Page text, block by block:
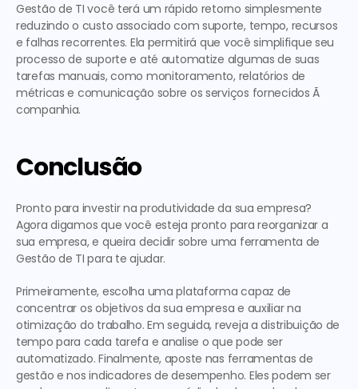
Gestão de TI você terá um rápido retorno simplesmente
reduzindo o custo associado com suporte, tempo, recursos
e falhas recorrentes. Ela permitirá que você simplifique seu
processo de suporte e até automatize algumas de suas
tarefas manuais, como monitoramento, relatórios de
métricas e comunicação sobre os serviços fornecidos Ã
companhia.
Conclusão
Agora digamos que você esteja pronto para reorganizar a
Gestão de TI para te ajudar.
Primeiramente, escolha uma plataforma capaz de
concentrar os objetivos da sua empresa e auxiliar na
otimização do trabalho. Em seguida, reveja a distribuição de
tempo para cada tarefa e analise o que pode ser
automatizado. Finalmente, aposte nas ferramentas de
gestão e nos indicadores de desempenho. Eles podem ser